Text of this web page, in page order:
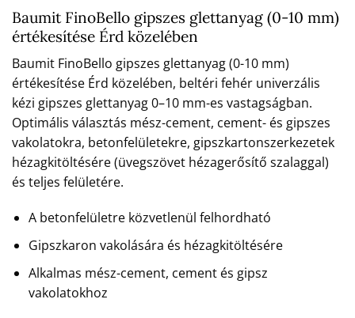
Baumit FinoBello gipszes glettanyag (0-10 mm)
értékesítése Érd közelében
Baumit FinoBello gipszes glettanyag (0-10 mm)
értékesítése Érd közelében, beltéri fehér univerzális
kézi gipszes glettanyag 0–10 mm-es vastagságban.
Optimális választás mész-cement, cement- és gipszes
vakolatokra, betonfelületekre, gipszkartonszerkezetek
hézagkitöltésére (üvegszövet hézagerősítő szalaggal)
és teljes felületére.
A betonfelületre közvetlenül felhordható
Gipszkaron vakolására és hézagkitöltésére
Alkalmas mész-cement, cement és gipsz
vakolatokhoz